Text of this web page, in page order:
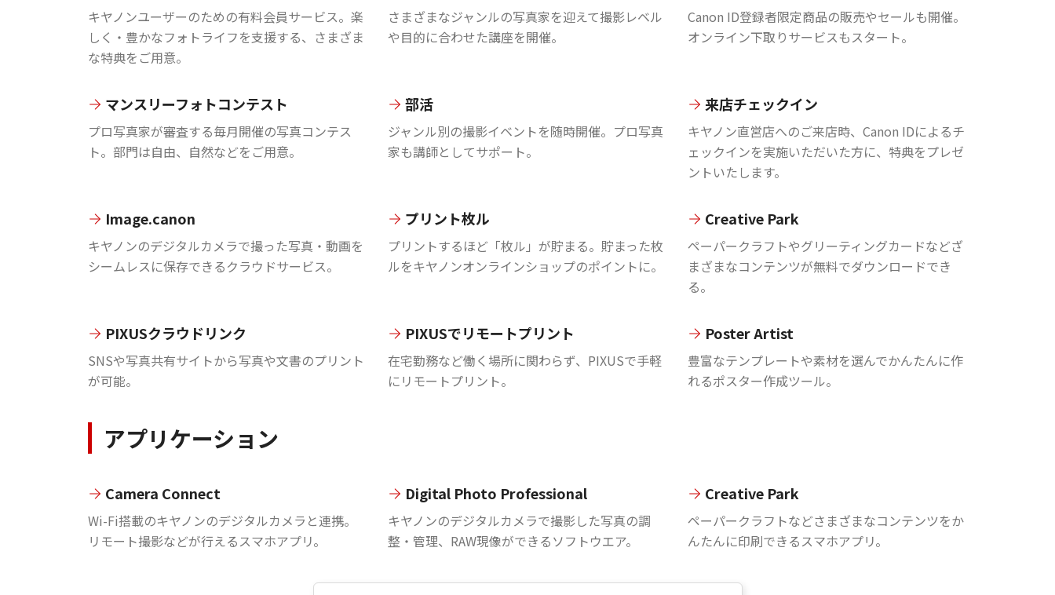
キヤノンユーザーのための有料会員サービス。楽
しく・豊かなフォトライフを支援する、さまざま
な特典をご用意。
さまざまなジャンルの写真家を迎えて撮影レベル
や目的に合わせた講座を開催。
Canon ID登録者限定商品の販売やセールも開催。
オンライン下取りサービスもスタート。
マンスリーフォトコンテスト
プロ写真家が審査する毎月開催の写真コンテス
ト。部門は自由、自然などをご用意。
部活
ジャンル別の撮影イベントを随時開催。プロ写真
家も講師としてサポート。
来店チェックイン
キヤノン直営店へのご来店時、Canon IDによるチ
ェックインを実施いただいた方に、特典をプレゼ
ントいたします。
Image.canon
キヤノンのデジタルカメラで撮った写真・動画を
シームレスに保存できるクラウドサービス。
プリント枚ル
プリントするほど「枚ル」が貯まる。貯まった枚
ルをキヤノンオンラインショップのポイントに。
Creative Park
ペーパークラフトやグリーティングカードなどざ
まざまなコンテンツが無料でダウンロードでき
る。
PIXUSクラウドリンク
SNSや写真共有サイトから写真や文書のプリント
が可能。
PIXUSでリモートプリント
在宅勤務など働く場所に関わらず、PIXUSで手軽
にリモートプリント。
Poster Artist
豊富なテンプレートや素材を選んでかんたんに作
れるポスター作成ツール。
アプリケーション
Camera Connect
Wi-Fi搭載のキヤノンのデジタルカメラと連携。
リモート撮影などが行えるスマホアプリ。
Digital Photo Professional
キヤノンのデジタルカメラで撮影した写真の調
整・管理、RAW現像ができるソフトウエア。
Creative Park
ペーパークラフトなどさまざまなコンテンツをか
んたんに印刷できるスマホアプリ。